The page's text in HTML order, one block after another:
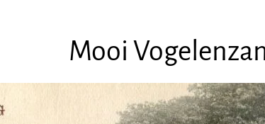
Mooi